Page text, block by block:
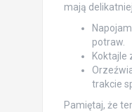
mają
potraw.
Koktajle
trakcie
Pamiętaj, że